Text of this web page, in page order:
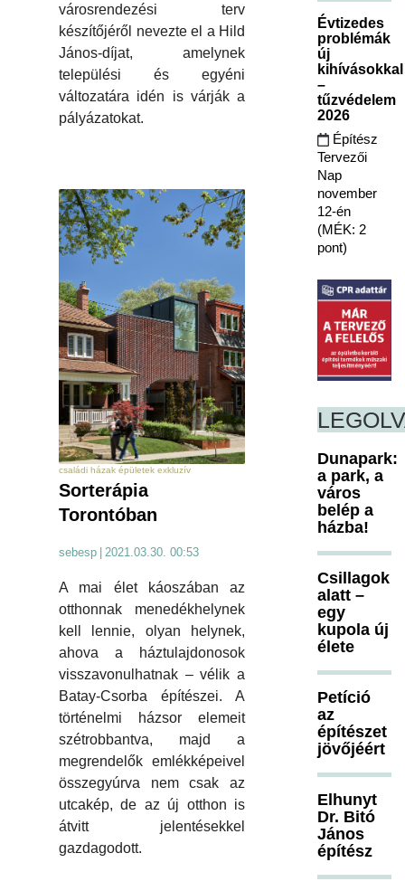
városrendezési terv
készítőjéről nevezte el a Hild
János-díjat, amelynek
települési és egyéni
változatára idén is várják a
pályázatokat.
családi házak épületek exkluzív
Sorterápia
Torontóban
sebesp 2021.03.30. 00:53
A mai élet káoszában az
otthonnak menedékhelynek
kell lennie, olyan helynek,
ahova a háztulajdonosok
visszavonulhatnak – vélik a
Batay-Csorba építészei. A
történelmi házsor elemeit
szétrobbantva, majd a
megrendelők emlékképeivel
összegyúrva nem csak az
utcakép, de az új otthon is
átvitt jelentésekkel
gazdagodott.
Évtizedes
problémák
új
kihívásokkal
–
tűzvédelem
2026
Építész
Tervezői
Nap
november
12-én
(MÉK: 2
pont)
Dunapark:
a park, a
város
belép a
házba!
Csillagok
alatt –
egy
kupola új
élete
Petíció
az
építészet
jövőjéért
Elhunyt
Dr. Bitó
János
építész